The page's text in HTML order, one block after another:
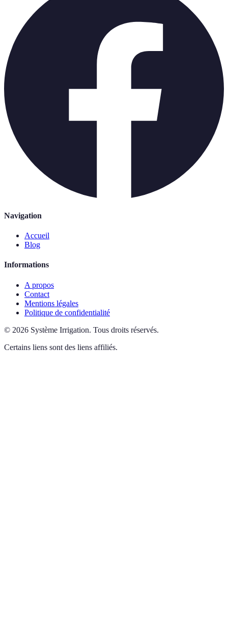
Navigation
Accueil
Blog
Informations
A propos
Contact
Mentions légales
Politique de confidentialité
© 2026 Système Irrigation. Tous droits réservés.
Certains liens sont des liens affiliés.